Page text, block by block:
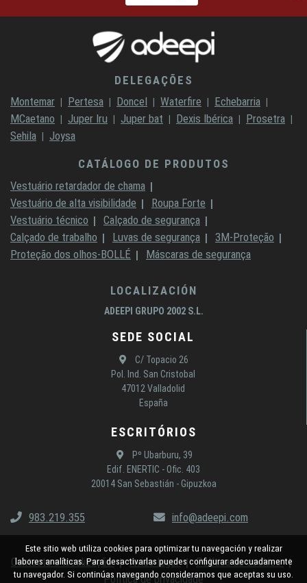
DELEGAÇÕES
Montemar
Pertesa Doncel Waterfire
Echebarria
MCaetano
Juper Iru Juper bat Dexis Ibérica
Prosetra
Sehila
Joysa
CATÁLOGO DE PRODUTOS
Vestuário retardador de chama
Vestuário de alta visibilidade
Roupa Forte
Vestuário técnico
Calçado de segurança
Calçado de trabalho
Luvas de segurança
3M-Proteção
Proteção dos olhos-BOLLÉ
Máscaras de segurança
LOCALIZACIÓN
ADEEPI GRUPO 2002 S.L.
SEDE SOCIAL
C/ Topacio 26
Pol. Ind. San Cristobal
47012 Valladolid
España
ESCRITÓRIOS
Pº Ubarburu, 39
Edif. ENERTIC - Ofic. 403
20014 San Sebastián - Gipuzkoa
983.219.355 info@adeepi.com
Contacto e localização Aviso legal
Política de cookies
Política de privacidade
Este sitio web utiliza cookies para optimizar tu navegación y realizar
labores analíticas. Para desactivarlas puedes configurar adecuadamente
tu navegador. Si continúas navegando consideramos que aceptas su uso.